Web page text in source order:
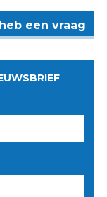
heb een vraag